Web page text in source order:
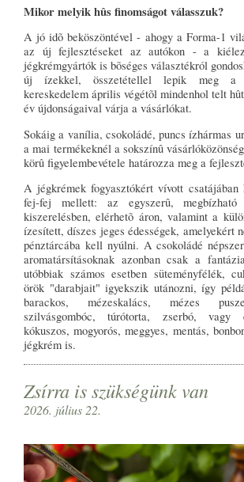
Mikor melyik hûs finomságot válasszuk?
A jó idõ beköszöntével - ahogy a Forma-1
az új fejlesztéseket az autókon - a
jégkrémgyártók is bõséges választékról
új ízekkel, összetétellel lepik meg a
kereskedelem április végétõl mindenhol telt
év újdonságaival várja a vásárlókat.
Sokáig a vanília, csokoládé, puncs ízhármas
a mai termékeknél a sokszínû
körû figyelembevétele határozza meg a
A jégkrémek fogyasztókért vívott
fej-fej mellett: az egyszerû, megbízható
kiszerelésben, elérhetõ áron, valamint a
ízesített, díszes jeges édességek, amelyekért
pénztárcába kell nyúlni. A csokoládé
aromatársításoknak azonban csak a
utóbbiak számos esetben süteményfélék,
örök "darabjait" igyekszik utánozni, így
barackos, mézeskalács, mézes
szilvásgombóc, túrótorta, zserbó, vagy
kókuszos, mogyorós, meggyes, mentás,
jégkrém is.
Zsírra is szükségünk van
2026. július 22.